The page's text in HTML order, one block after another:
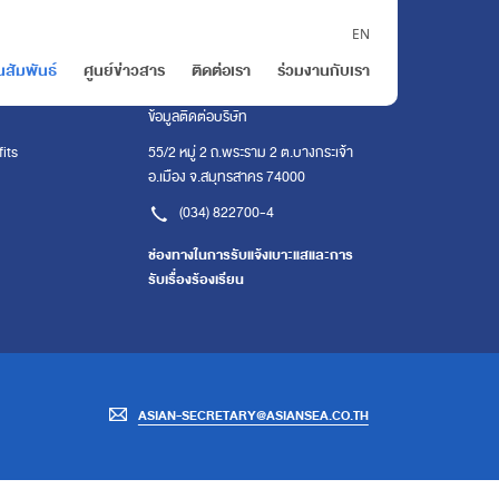
EN
สัมพันธ์ ศูนย์ข่าวสาร ติดต่อเรา ร่วมงานกับเรา
ติดต่อเรา
ข้อมูลติดต่อบริษัท
55/2 หมู่ 2 ถ.พระราม 2 ต.บางกระเจ้า
อ.เมือง จ.สมุทรสาคร 74000
(034) 822700-4
ช่องทางในการรับแจ้งเบาะแสและการ
รับเรื่องร้องเรียน
ASIAN-SECRETARY@ASIANSEA.CO.TH